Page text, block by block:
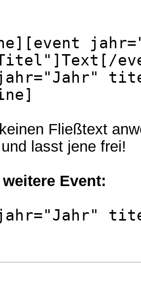
Fließtext
lasst jene frei!
Event: